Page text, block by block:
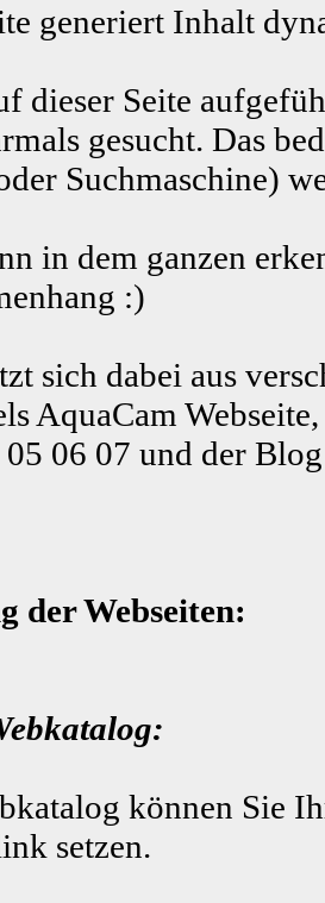
generiert Inhalt
dieser Seite
gesucht. Das
Suchmaschine)
in dem ganzen
:)
sich dabei aus
AquaCam
06 07 und der
der Webseiten:
können Sie
setzen.